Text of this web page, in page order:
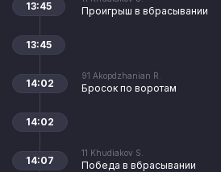
Проигрыш в вбрасывании
13:45
13:45
91 Akopdzhanian R.
Бросок по воротам
14:02
14:02
11 Khudiakov S.
Победа в вбрасывании
14:07